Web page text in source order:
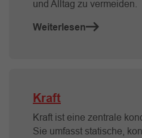
und Alltag zu vermeiden.
Weiterlesen
Kraft
Kraft ist eine zentrale
Sie umfasst statische,